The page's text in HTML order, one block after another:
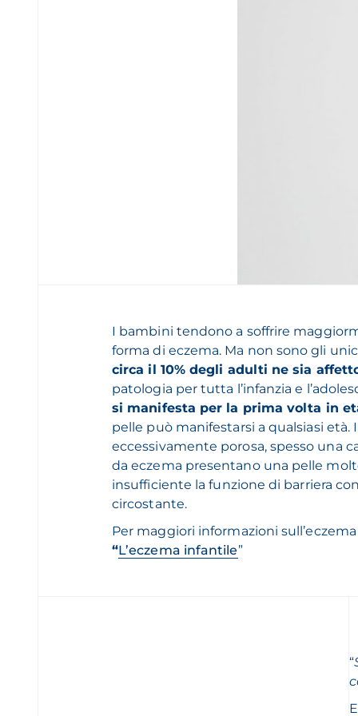
I bambini tendono a soffrire
forma di eczema. Ma non sono gli
circa il 10% degli adulti ne sia
patologia per tutta l’infanzia e
si manifesta per la prima volta in
pelle può manifestarsi a qualsiasi
eccessivamente porosa, spesso una
da eczema presentano una pelle
insufficiente la funzione di barriera
circostante.
Per maggiori informazioni
“L’eczema infantile”
“